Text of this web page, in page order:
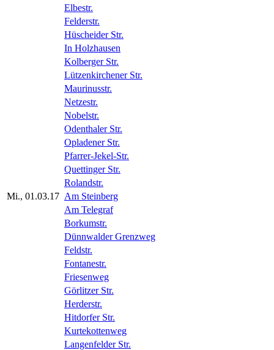
Elbestr.
Felderstr.
Hüscheider Str.
In Holzhausen
Kolberger Str.
Lützenkirchener Str.
Maurinusstr.
Netzestr.
Nobelstr.
Odenthaler Str.
Opladener Str.
Pfarrer-Jekel-Str.
Quettinger Str.
Rolandstr.
Mi., 01.03.17 Am Steinberg
Am Telegraf
Borkumstr.
Dünnwalder Grenzweg
Feldstr.
Fontanestr.
Friesenweg
Görlitzer Str.
Herderstr.
Hitdorfer Str.
Kurtekottenweg
Langenfelder Str.